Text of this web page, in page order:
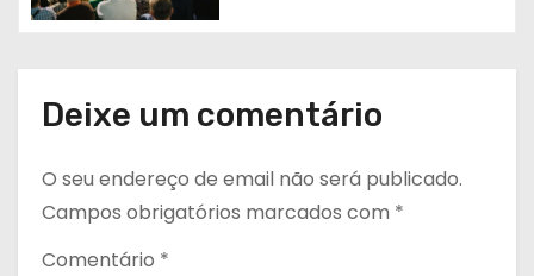
Deixe um comentário
O seu endereço de email não será publicado.
Campos obrigatórios marcados com *
Comentário *